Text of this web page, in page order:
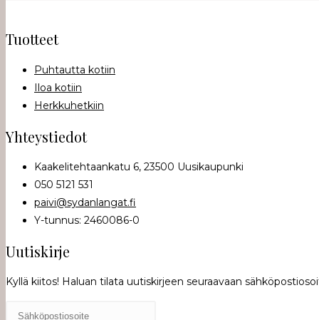
Tuotteet
Puhtautta kotiin
Iloa kotiin
Herkkuhetkiin
Yhteystiedot
Kaakelitehtaankatu 6, 23500 Uusikaupunki
050 5121 531
paivi@sydanlangat.fi
Y-tunnus: 2460086-0
Uutiskirje
Kyllä kiitos! Haluan tilata uutiskirjeen seuraavaan